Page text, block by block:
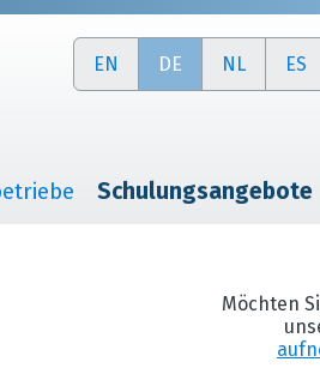
EN DE NL ES
Schulungsangebote
Möchten